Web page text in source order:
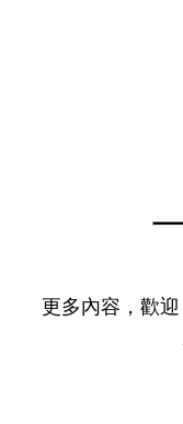
更多內容，歡迎